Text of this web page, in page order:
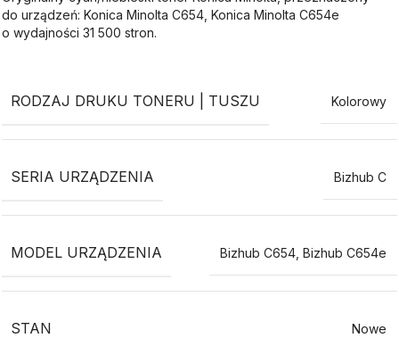
do urządzeń: Konica Minolta C654, Konica Minolta C654e
o wydajności 31 500 stron.
RODZAJ DRUKU TONERU | TUSZU Kolorowy
SERIA URZĄDZENIA Bizhub C
MODEL URZĄDZENIA Bizhub C654 Bizhub C654e
STAN Nowe